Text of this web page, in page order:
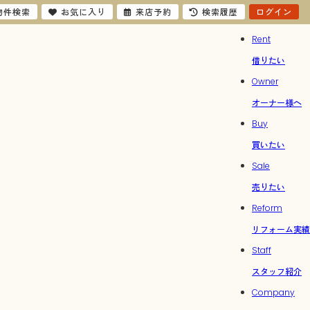
Rent
借りたい
Owner
オーナー様へ
Buy
買いたい
Sale
売りたい
Reform
リフォーム実績
Staff
スタッフ紹介
Company
件検索 お気に入り 来店予約 検索履歴 ログイン